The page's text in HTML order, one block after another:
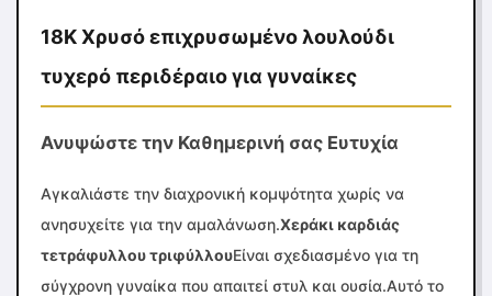
18K Χρυσό επιχρυσωμένο λουλούδι
τυχερό περιδέραιο για γυναίκες
Ανυψώστε την Καθημερινή σας Ευτυχία
Αγκαλιάστε την διαχρονική κομψότητα χωρίς να
ανησυχείτε για την αμαλάνωση.Χεράκι καρδιάς
τετράφυλλου τριφύλλουΕίναι σχεδιασμένο για τη
σύγχρονη γυναίκα που απαιτεί στυλ και ουσία.Αυτό το